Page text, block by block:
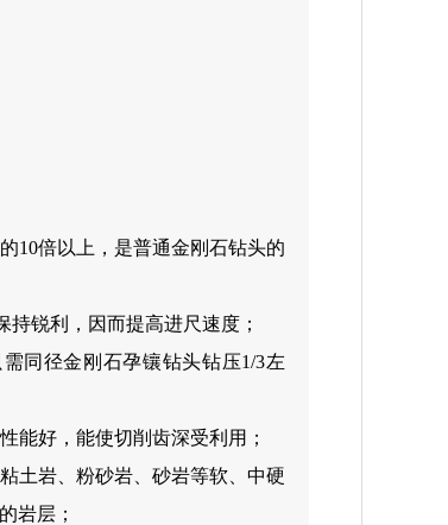
10倍以上，是普通金刚石钻头的
锐利，因而提高进尺速度；
同径金刚石孕镶钻头钻压1/3左
能好，能使切削齿深受利用；
土岩、粉砂岩、砂岩等软、中硬
岩层；